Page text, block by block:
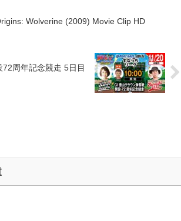
Wolverine (2009) Movie Clip HD
周年記念競走 5日目